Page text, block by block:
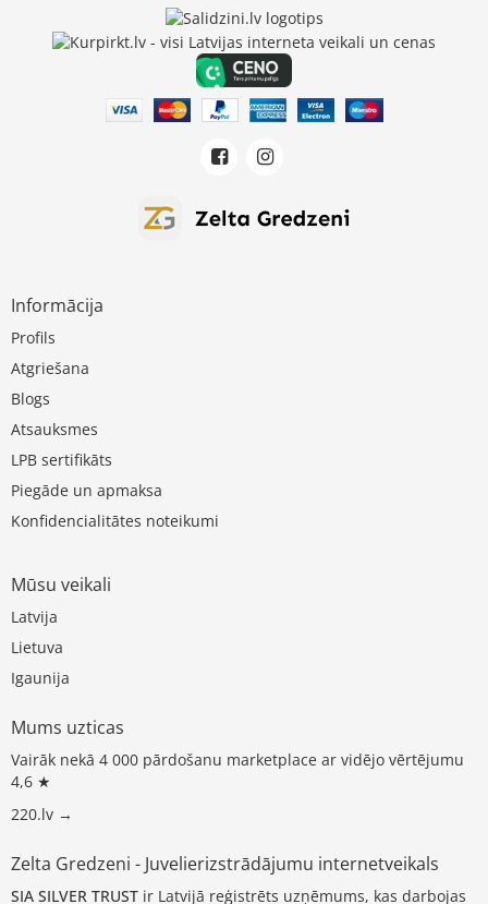
Informācija
Profils
Atgriešana
Blogs
Atsauksmes
LPB sertifikāts
Piegāde un apmaksa
Konfidencialitātes noteikumi
Mūsu veikali
Latvija
Lietuva
Igaunija
Mums uzticas
Vairāk nekā 4 000 pārdošanu marketplace ar vidējo vērtējumu
4,6 ★
220.lv →
Zelta Gredzeni - Juvelierizstrādājumu internetveikals
SIA SILVER TRUST ir Latvijā reģistrēts uzņēmums, kas darbojas